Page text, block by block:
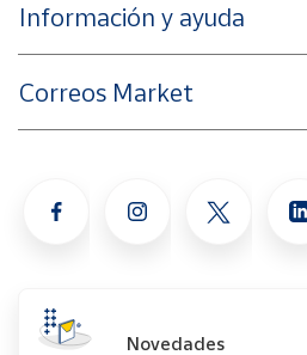
Información y ayuda
Correos Market
Novedades